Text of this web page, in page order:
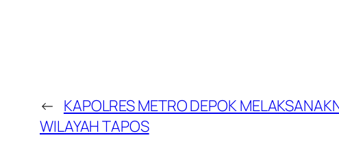
← KAPOLRES METRO DEPOK
WILAYAH TAPOS